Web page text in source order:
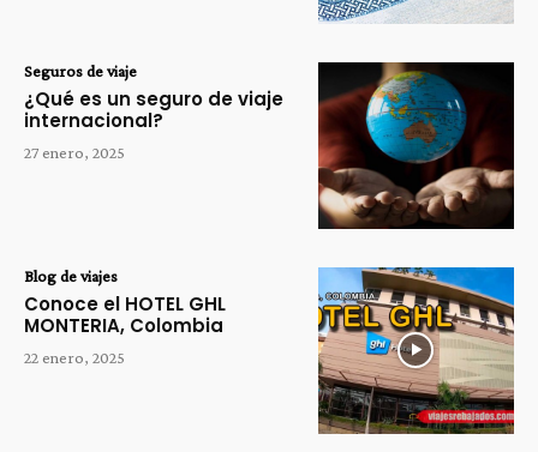
Seguros de viaje
¿Qué es un seguro de viaje
internacional?
27 enero, 2025
Blog de viajes
Conoce el HOTEL GHL
MONTERIA, Colombia
22 enero, 2025